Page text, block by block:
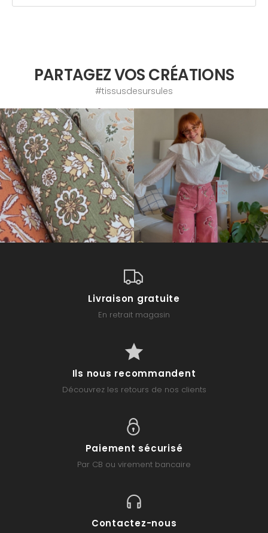
PARTAGEZ VOS CRÉATIONS
#tissusdesursules
Livraison gratuite
En retrait magasin
Ils nous recommandent
Découvrez les retours de nos clients
Paiement sécurisé
Par CB ou virement bancaire
Contactez-nous